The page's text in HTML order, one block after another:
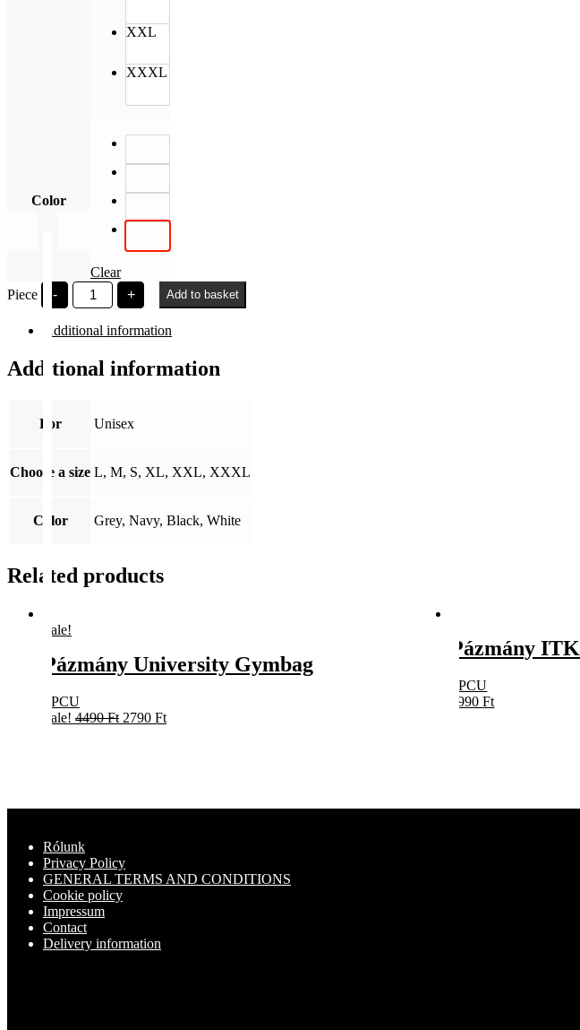
XXL
XXXL
Color
Clear
Piece
-
Veled
tervezzük
jövőt
+ Add to basket
Additional information
Additional information
For Unisex
Choose a size L, M, S, XL, XXL, XXXL
Color Grey, Navy, Black, White
Related products
Sale!
Pázmány University Gymbag
PPCU
Sale! 4490Ft Original
2790 FtCurrent
Pázmány ITK
PPCU
5990Ft
Rólunk
Privacy Policy
GENERAL TERMS AND CONDITIONS
Cookie policy
Impressum
Contact
Delivery information